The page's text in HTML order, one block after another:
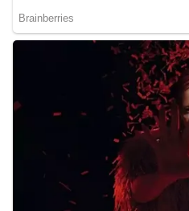
perayaan HUT
diwarnai dengan
keramaian
diharapkan potensi
diantisipasi sejak
Kelurahan Sunggal
dan kondusif hingga
Kemerdekaan RI
Polri dengan
to Door System ini
implementasi
mengedepankan